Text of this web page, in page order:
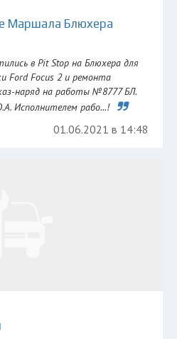
Маршала Блюхера
в Pit Stop на Блюхера для
Ford Focus 2 и ремонта
наряд на работы №8777 БЛ.
Исполнителем рабо...!
01.06.2021 в 14:48